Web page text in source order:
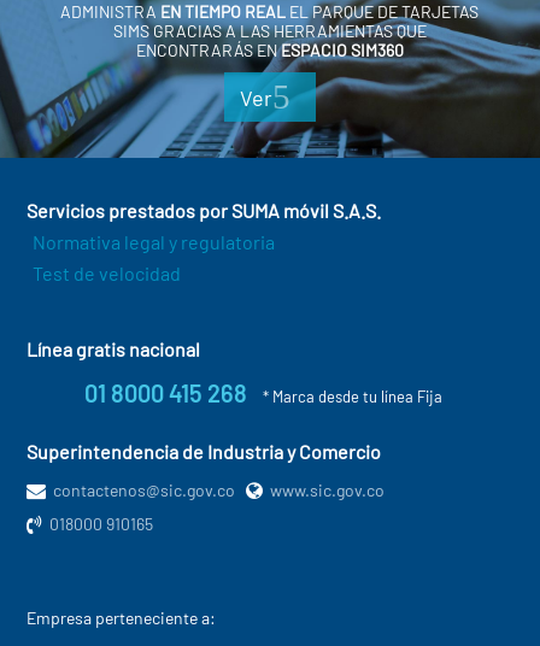
ADMINISTRA EN TIEMPO REAL EL PARQUE DE TARJETAS
SIMS GRACIAS A LAS HERRAMIENTAS QUE
ENCONTRARÁS ENESPACIO SIM360
Ver
Servicios prestados por SUMA móvil S.A.S.
Normativa legal y regulatoria
Test de velocidad
Línea gratis nacional
01 8000 415 268 * Marca desde tu línea Fija
Superintendencia de Industria y Comercio
contactenos@sic.gov.co
www.sic.gov.co
018000 910165
Empresa perteneciente a: